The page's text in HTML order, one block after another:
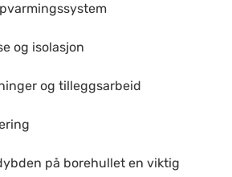
og isolasjon
og tilleggsarbeid
på borehullet en viktig